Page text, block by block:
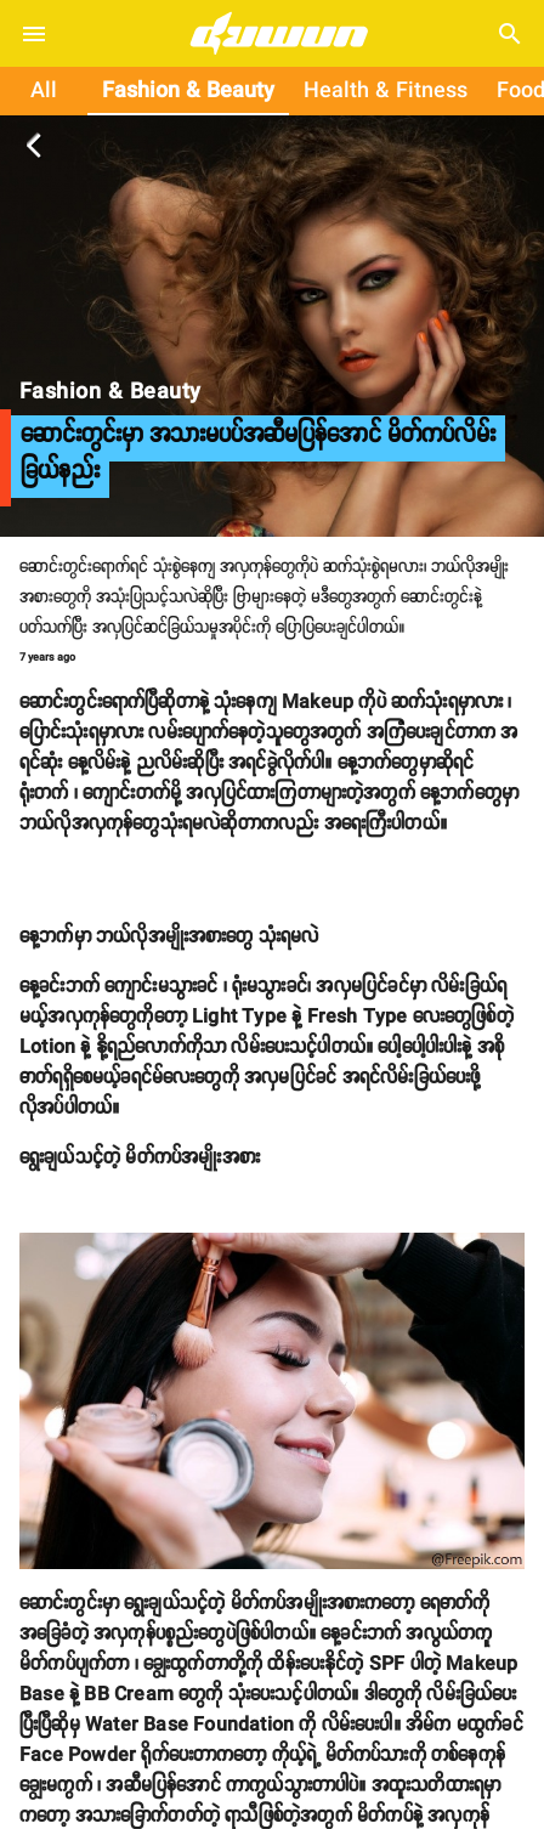
search
All Fashion & Beauty Health & Fitness
arrow_back_ios
Fashion & Beauty
ဆောင်းတွင်းမှာ အသားမပပ်အဆီမပြန်အောင် မိတ်ကပ်လိမ်း
ခြယ်နည်း
ဆောင်းတွင်းရောက်ရင် သုံးစွဲနေကျ အလှကုန်တွေကိုပဲ ဆက်သုံးစွဲရမလား၊ ဘယ်လိုအမျိုး
အစားတွေကို အသုံးပြုသင့်သလဲဆိုပြီး ဗြာများနေတဲ့ မဒီတွေအတွက် ဆောင်းတွင်းနဲ့
ပတ်သက်ပြီး အလှပြင်ဆင်ခြယ်သမှုအပိုင်းကို ပြောပြပေးချင်ပါတယ်။
7 years ago
ဆောင်းတွင်းရောက်ပြီဆိုတာနဲ့ သုံးနေကျ Makeup ကိုပဲ ဆက်သုံးရမှာလား ၊
ပြောင်းသုံးရမှာလား လမ်းပျောက်နေတဲ့သူတွေအတွက် အကြံပေးချင်တာက အ
ရင်ဆုံး နေ့လိမ်းနဲ့ ညလိမ်းဆိုပြီး အရင်ခွဲလိုက်ပါ။ နေ့ဘက်တွေမှာဆိုရင်
ရုံးတက် ၊ ကျောင်းတက်မို့ အလှပြင်ထားကြတာများတဲ့အတွက် နေ့ဘက်တွေမှာ
ဘယ်လိုအလှကုန်တွေသုံးရမလဲဆိုတာကလည်း အရေးကြီးပါတယ်။
နေ့ဘက်မှာ ဘယ်လိုအမျိုးအစားတွေ သုံးရမလဲ
နေ့ခင်းဘက် ကျောင်းမသွားခင် ၊ ရုံးမသွားခင်၊ အလှမပြင်ခင်မှာ လိမ်းခြယ်ရ
မယ့်အလှကုန်တွေကိုတော့ Light Type နဲ့ Fresh Type လေးတွေဖြစ်တဲ့
Lotion နဲ့ နို့ရည်လောက်ကိုသာ လိမ်းပေးသင့်ပါတယ်။ ပေါ့ပေါ့ပါးပါးနဲ့ အစို
ဓာတ်ရရှိစေမယ့်ခရင်မ်လေးတွေကို အလှမပြင်ခင် အရင်လိမ်းခြယ်ပေးဖို့
လိုအပ်ပါတယ်။
ရွေးချယ်သင့်တဲ့ မိတ်ကပ်အမျိုးအစား
ဆောင်းတွင်းမှာ ရွေးချယ်သင့်တဲ့ မိတ်ကပ်အမျိုးအစားကတော့ ရေဓာတ်ကို
အ‌ခြေခံတဲ့ အလှကုန်ပစ္စည်းတွေပဲဖြစ်ပါတယ်။ နေ့ခင်းဘက် အလွယ်တကူ
မိတ်ကပ်ပျက်တာ ၊ ချွေးထွက်တာတို့ကို ထိန်းပေးနိုင်တဲ့ SPF ပါတဲ့ Makeup
Base နဲ့ BB Cream တွေကို သုံးပေးသင့်ပါတယ်။ ဒါတွေကို လိမ်းခြယ်ပေး
ပြီးပြီဆိုမှ Water Base Foundation ကို လိမ်းပေးပါ။ အိမ်က မထွက်ခင်
Face Powder ရိုက်ပေးတာကတော့ ကိုယ့်ရဲ့ မိတ်ကပ်သားကို တစ်နေကုန်
ချွေးမကွက် ၊ အဆီမပြန်အောင် ကာကွယ်သွားတာပါပဲ။ အထူးသတိထားရမှာ
ကတော့ အသားခြောက်တတ်တဲ့ ရာသီဖြစ်တဲ့အတွက် မိတ်ကပ်နဲ့ အလှကုန်